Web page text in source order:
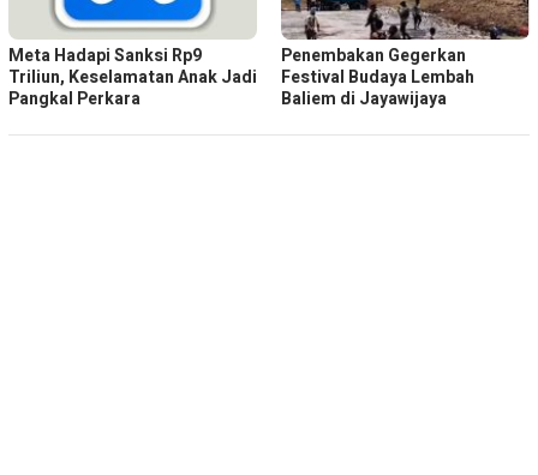
Meta Hadapi Sanksi Rp9
Triliun, Keselamatan Anak Jadi
Pangkal Perkara
Penembakan Gegerkan
Festival Budaya Lembah
Baliem di Jayawijaya